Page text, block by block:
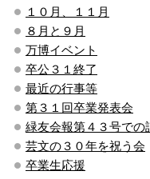
１０月、１１月
８月と９月
万博イベント
卒公３１終了
最近の行事等
第３１回卒業発表会
緑友会報第４３号での
芸文の３０年を祝う会
卒業生応援